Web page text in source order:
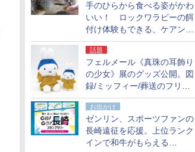
手のひらから食べる姿がかわ
いい！ ロックワラビーの餌
付け体験もできる、ケアンズ
でアサートン高原の日本語ガ
イド付きツアーに参加してみ
た
話題
フェルメール《真珠の耳飾り
の少女》展のグッズ公開。図
録/ミッフィー/葬送のフリー
レンほか、注目ブランドコラ
ボが実現
お出かけ
ゼンリン、スポーツファンの
長崎遠征を応援。上位ランク
インで和牛がもらえる